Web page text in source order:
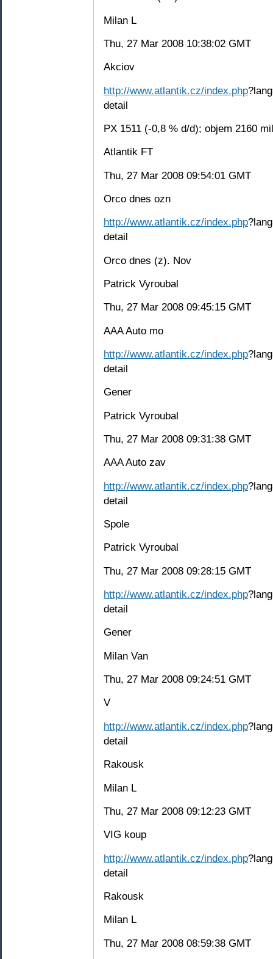
Milan L
Thu, 27 Mar 2008 10:38:02 GMT
Akciov
http://www.atlantik.cz/index.php
detail
PX 1511 (-0,8 % d/d); objem 2160
Atlantik FT
Thu, 27 Mar 2008 09:54:01 GMT
Orco dnes ozn
http://www.atlantik.cz/index.php
detail
Orco dnes (z). Nov
Patrick Vyroubal
Thu, 27 Mar 2008 09:45:15 GMT
AAA Auto mo
http://www.atlantik.cz/index.php
detail
Gener
Patrick Vyroubal
Thu, 27 Mar 2008 09:31:38 GMT
AAA Auto zav
http://www.atlantik.cz/index.php
detail
Spole
Patrick Vyroubal
Thu, 27 Mar 2008 09:28:15 GMT
http://www.atlantik.cz/index.php
detail
Gener
Milan Van
Thu, 27 Mar 2008 09:24:51 GMT
V
http://www.atlantik.cz/index.php
detail
Rakousk
Milan L
Thu, 27 Mar 2008 09:12:23 GMT
VIG koup
http://www.atlantik.cz/index.php
detail
Rakousk
Milan L
Thu, 27 Mar 2008 08:59:38 GMT